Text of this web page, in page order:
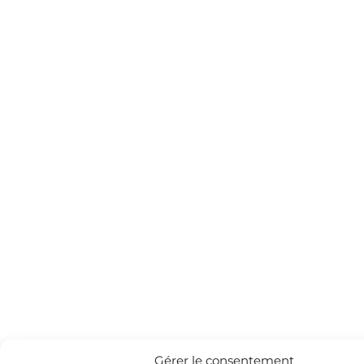
Gérer le consentement